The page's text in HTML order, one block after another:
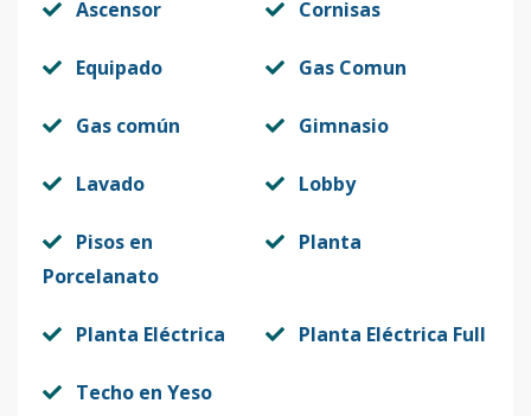
Ascensor Cornisas
Equipado Gas Comun
Gas común Gimnasio
Lavado Lobby
Pisos en
Porcelanato
Planta
Planta Eléctrica Planta Eléctrica Full
Techo en Yeso